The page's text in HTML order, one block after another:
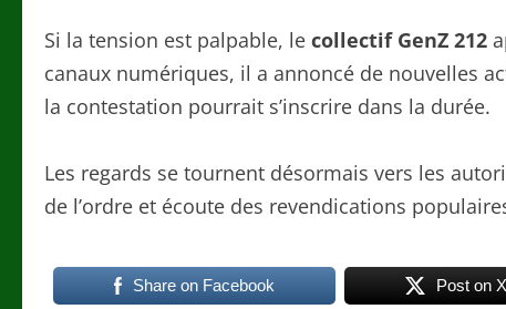
Si la tension est palpable, le collectif GenZ 212
canaux numériques, il a annoncé de nouvelles
la contestation pourrait s’inscrire dans la durée.
Les regards se tournent désormais vers les
de l’ordre et écoute des revendications
Share on Facebook Post on X